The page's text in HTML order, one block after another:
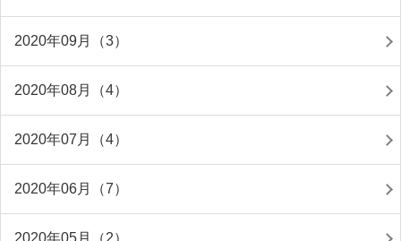
2020年09月（3）
2020年08月（4）
2020年07月（4）
2020年06月（7）
2020年05月（2）